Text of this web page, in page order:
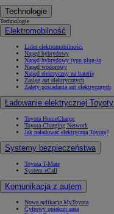
Technologie
Technologie
Elektromobilność
Lider elektromobilności
Napęd hybrydowy
Napęd hybrydowy typu plug-in
Napęd wodorowy
Napęd elektryczny na baterię
Zasięg aut elektrycznych
Zalety posiadania aut elektrycznych
Ładowanie elektrycznej Toyoty
Toyota HomeCharge
Toyota Charging Network
Jak naładować elektryczną Toyotę?
Systemy bezpieczeństwa
Toyota T-Mate
System eCall
Komunikacja z autem
Nowa aplikacja MyToyota
Cyfrowy opiekun auta